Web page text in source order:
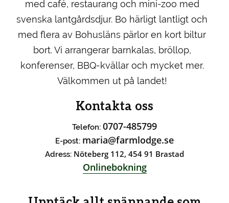
med café, restaurang och mini-zoo med
svenska lantgårdsdjur. Bo härligt lantligt och
med flera av Bohusläns pärlor en kort biltur
bort. Vi arrangerar barnkalas, bröllop,
konferenser, BBQ-kvällar och mycket mer.
Välkommen ut på landet!
Kontakta oss
Telefon: 0707-485799
E-post: maria@farmlodge.se
Adress: Nöteberg 112, 454 91 Brastad
Onlinebokning